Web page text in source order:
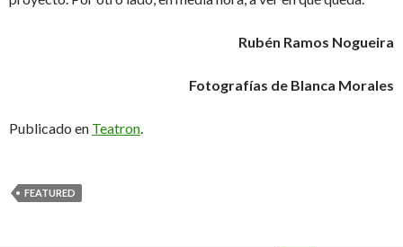
Rubén Ramos Nogueira
Fotografías de Blanca Morales
Publicado en Teatron.
FEATURED